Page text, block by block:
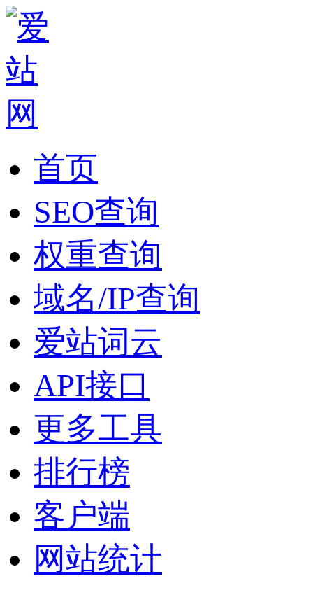
首页
SEO查询
权重查询
域名/IP查询
爱站词云
API接口
更多工具
排行榜
客户端
网站统计